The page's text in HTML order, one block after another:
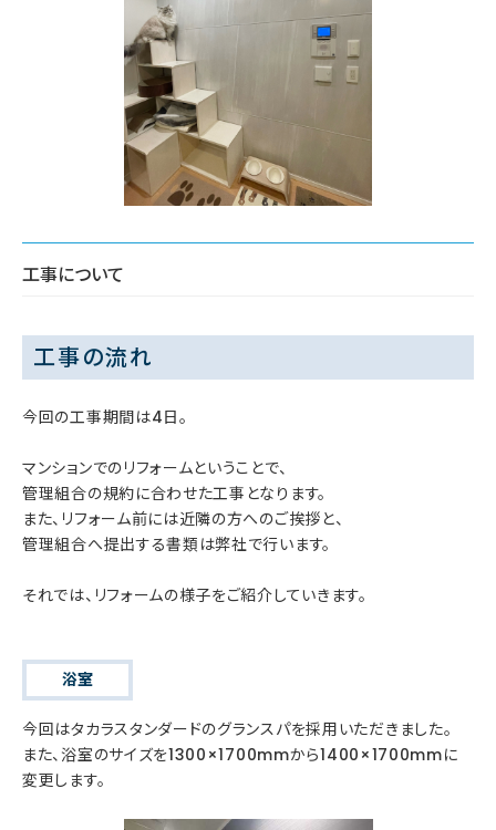
工事について
工事の流れ
今回の工事期間は4日。
マンションでのリフォームということで、
管理組合の規約に合わせた工事となります。
また、リフォーム前には近隣の方へのご挨拶と、
管理組合へ提出する書類は弊社で行います。
それでは、リフォームの様子をご紹介していきます。
浴室
今回はタカラスタンダードのグランスパを採用いただきました。
また、浴室のサイズを1300×1700mmから1400×1700mmに
変更します。